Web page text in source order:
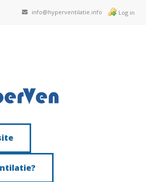
info@hyperventilatie.info Log in